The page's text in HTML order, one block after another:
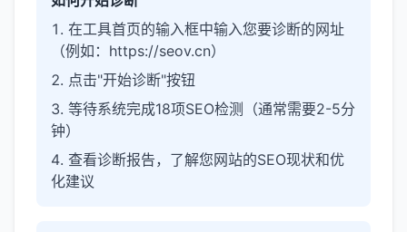
在工具首页的输入框中输入您要诊断的网址
（例如：https://seov.cn）
点击"开始诊断"按钮
等待系统完成18项SEO检测（通常需要2-5分
钟）
查看诊断报告，了解您网站的SEO现状和优
化建议